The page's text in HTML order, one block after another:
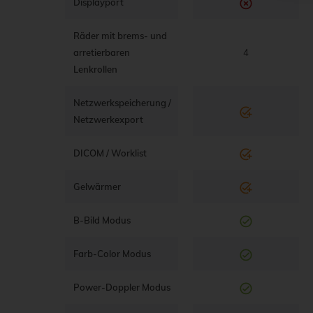
Räder mit brems- und
arretierbaren
Lenkrollen
Netzwerkspeicherung /
Netzwerkexport
DICOM / Worklist
Gelwärmer
B-Bild Modus
Farb-Color Modus
Power-Doppler Modus
4